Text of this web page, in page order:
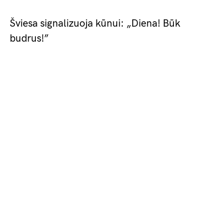
Šviesa signalizuoja kūnui: „Diena! Būk
budrus!”